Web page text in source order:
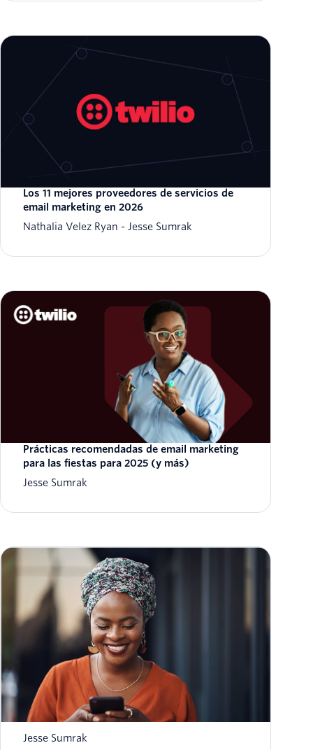
Los 11 mejores proveedores de servicios de
email marketing en 2026
Nathalia Velez Ryan
Jesse Sumrak
Prácticas recomendadas de email marketing
para las fiestas para 2025 (y más)
Jesse Sumrak
Notificaciones push vs. mensajes de texto
SMS: ¿cuál es la diferencia?
Jesse Sumrak